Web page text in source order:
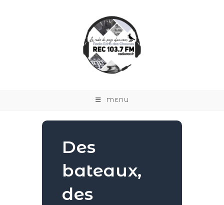
MENU
Des
bateaux,
des